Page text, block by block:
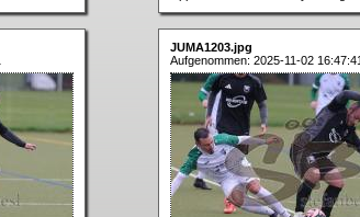
JUMA1203.jpg
Aufgenommen: 2025-11-02 16:47:41